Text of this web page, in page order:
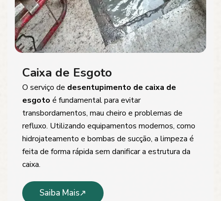
Caixa de Esgoto
O serviço de desentupimento de caixa de
esgoto é fundamental para evitar
transbordamentos, mau cheiro e problemas de
refluxo. Utilizando equipamentos modernos, como
hidrojateamento e bombas de sucção, a limpeza é
feita de forma rápida sem danificar a estrutura da
caixa.
Saiba Mais